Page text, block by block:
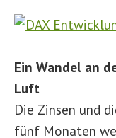
Ein Wandel an
Luft
Die Zinsen und
fünf Monaten